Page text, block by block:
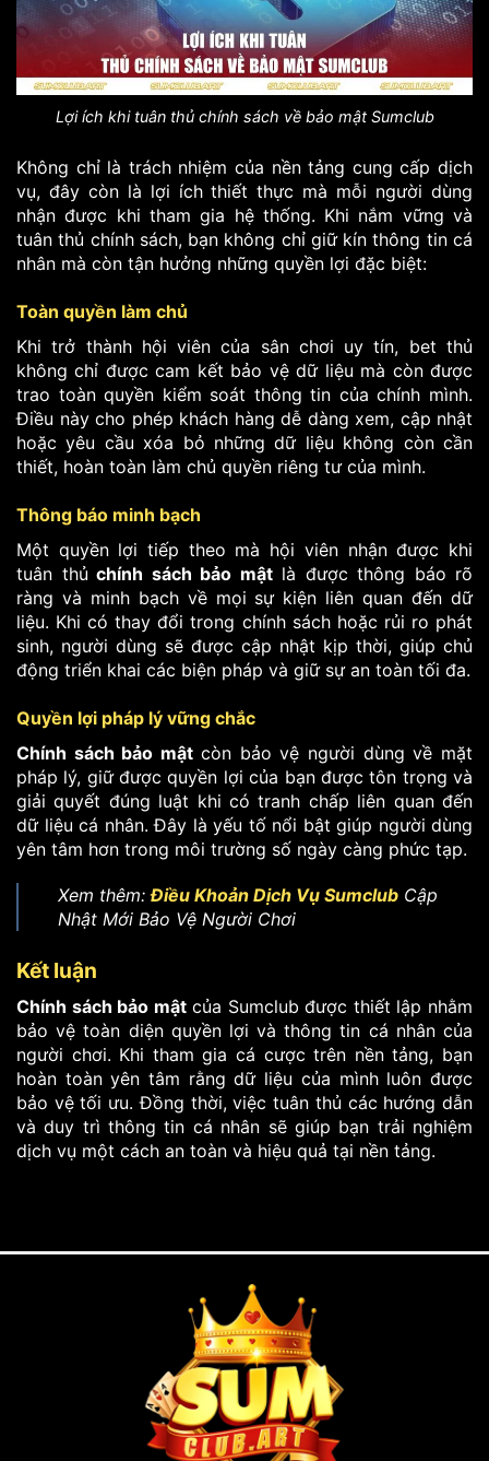
Lợi ích khi tuân thủ chính sách về bảo mật Sumclub
Không chỉ là trách nhiệm của nền tảng cung cấp dịch
vụ, đây còn là lợi ích thiết thực mà mỗi người dùng
nhận được khi tham gia hệ thống. Khi nắm vững và
tuân thủ chính sách, bạn không chỉ giữ kín thông tin cá
nhân mà còn tận hưởng những quyền lợi đặc biệt:
Toàn quyền làm chủ
Khi trở thành hội viên của sân chơi uy tín, bet thủ
không chỉ được cam kết bảo vệ dữ liệu mà còn được
trao toàn quyền kiểm soát thông tin của chính mình.
Điều này cho phép khách hàng dễ dàng xem, cập nhật
hoặc yêu cầu xóa bỏ những dữ liệu không còn cần
thiết, hoàn toàn làm chủ quyền riêng tư của mình.
Thông báo minh bạch
Một quyền lợi tiếp theo mà hội viên nhận được khi
tuân thủ chính sách bảo mậtlà được thông báo rõ
ràng và minh bạch về mọi sự kiện liên quan đến dữ
liệu. Khi có thay đổi trong chính sách hoặc rủi ro phát
sinh, người dùng sẽ được cập nhật kịp thời, giúp chủ
động triển khai các biện pháp và giữ sự an toàn tối đa.
Quyền lợi pháp lý vững chắc
Chính sách bảo mật còn bảo vệ người dùng về mặt
pháp lý, giữ được quyền lợi của bạn được tôn trọng và
giải quyết đúng luật khi có tranh chấp liên quan đến
dữ liệu cá nhân. Đây là yếu tố nổi bật giúp người dùng
yên tâm hơn trong môi trường số ngày càng phức tạp.
Xem thêm:Điều Khoản Dịch Vụ Sumclub Cập
Nhật Mới Bảo Vệ Người Chơi
Kết luận
Chính sách bảo mậtcủa Sumclub được thiết lập nhằm
bảo vệ toàn diện quyền lợi và thông tin cá nhân của
người chơi. Khi tham gia cá cược trên nền tảng, bạn
hoàn toàn yên tâm rằng dữ liệu của mình luôn được
bảo vệ tối ưu. Đồng thời, việc tuân thủ các hướng dẫn
và duy trì thông tin cá nhân sẽ giúp bạn trải nghiệm
dịch vụ một cách an toàn và hiệu quả tại nền tảng.